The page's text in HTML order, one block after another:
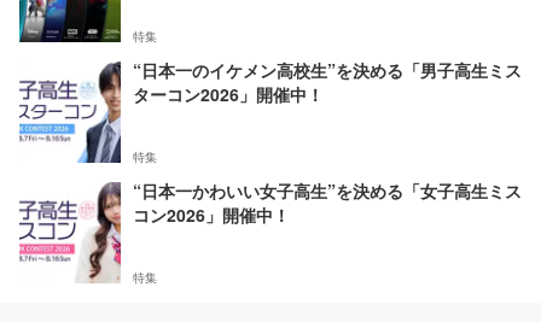
特集
“日本一のイケメン高校生”を決める「男子高生ミス
ターコン2026」開催中！
特集
“日本一かわいい女子高生”を決める「女子高生ミス
コン2026」開催中！
特集